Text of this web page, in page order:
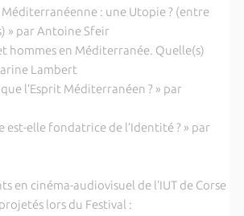
Méditerranéenne : une Utopie ? (entre
» par Antoine Sfeir
hommes en Méditerranée. Quelle(s)
Lambert
que l’Esprit Méditerranéen ? » par
est-elle fondatrice de l’Identité ? » par
en cinéma-audiovisuel de l’IUT de Corse
lors du Festival :